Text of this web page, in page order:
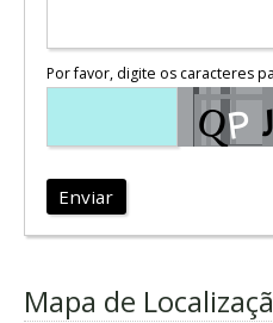
Por favor, digite os caracteres
Enviar
Mapa de